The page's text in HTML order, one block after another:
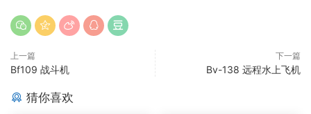
上一篇
Bf109 战斗机
下一篇
Bv-138 远程水上飞机
猜你喜欢